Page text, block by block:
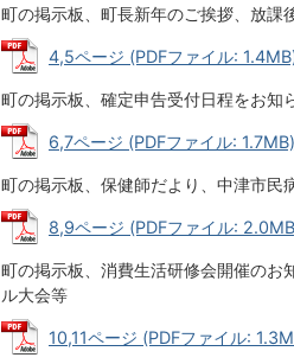
町の掲示板、町長新年のご挨拶、放
4,5ページ (PDFファイル:
町の掲示板、確定申告受付日程をお知
6,7ページ (PDFファイル: 1.7MB)
町の掲示板、保健師だより、中津市民
8,9ページ (PDFファイル:
町の掲示板、消費生活研修会開催のお
ル大会等
10,11ページ (PDFファイル: